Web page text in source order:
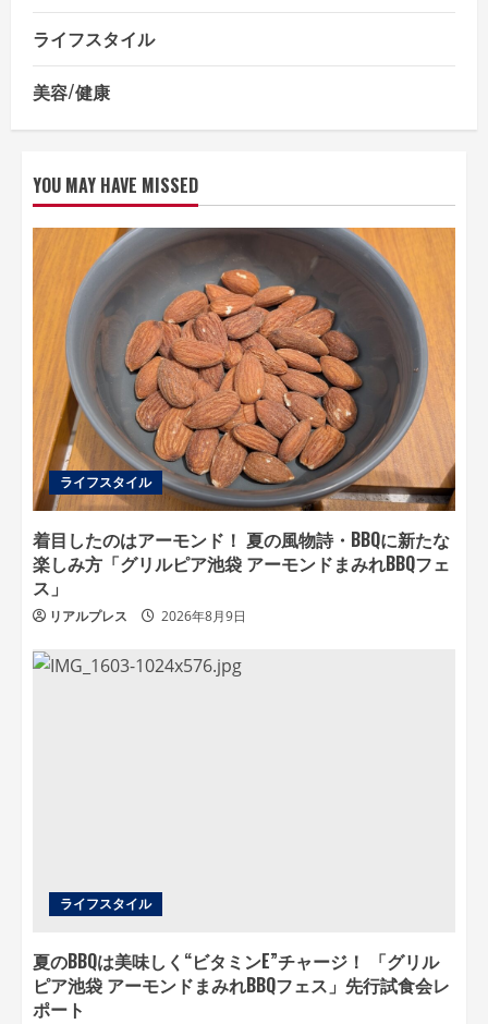
ライフスタイル
美容/健康
YOU MAY HAVE MISSED
ライフスタイル
着目したのはアーモンド！ 夏の風物詩・BBQに新たな
楽しみ方「グリルピア池袋 アーモンドまみれBBQフェ
ス」
リアルプレス 2026年8月9日
ライフスタイル
夏のBBQは美味しく“ビタミンE”チャージ！ 「グリル
ピア池袋 アーモンドまみれBBQフェス」先行試食会レ
ポート